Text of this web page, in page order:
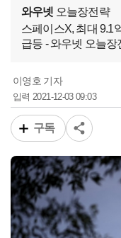
와우넷 오늘장전략
스페이스X, 최대 9.1
급등 - 와우넷 오늘장
이영호 기자
입력2021-12-03 09:03
구독